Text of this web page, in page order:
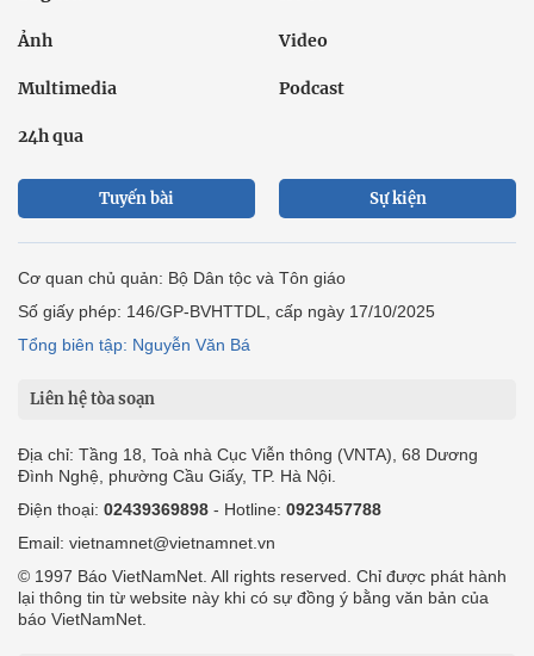
Ảnh Video
Multimedia Podcast
24h qua
Tuyến bài Sự kiện
Cơ quan chủ quản: Bộ Dân tộc và Tôn giáo
Số giấy phép: 146/GP-BVHTTDL, cấp ngày 17/10/2025
Tổng biên tập: Nguyễn Văn Bá
Liên hệ tòa soạn
Địa chỉ: Tầng 18, Toà nhà Cục Viễn thông (VNTA), 68 Dương
Đình Nghệ, phường Cầu Giấy, TP. Hà Nội.
Điện thoại: 02439369898 - Hotline: 0923457788
Email: vietnamnet@vietnamnet.vn
© 1997 Báo VietNamNet. All rights reserved. Chỉ được phát hành
lại thông tin từ website này khi có sự đồng ý bằng văn bản của
báo VietNamNet.